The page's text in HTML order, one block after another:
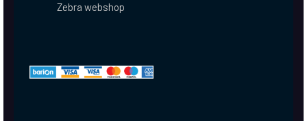
Zebra webshop